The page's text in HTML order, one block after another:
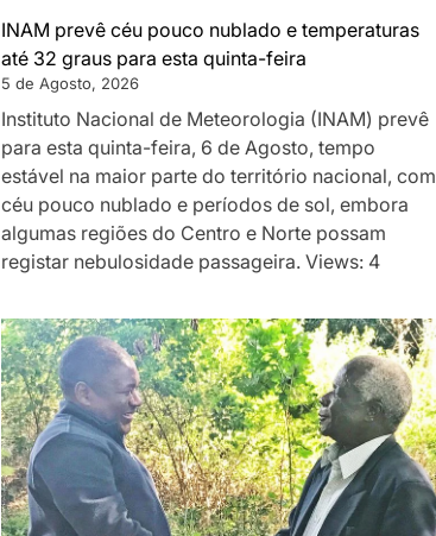
INAM prevê céu pouco nublado e temperaturas
até 32 graus para esta quinta-feira
5 de Agosto, 2026
Instituto Nacional de Meteorologia (INAM) prevê
para esta quinta-feira, 6 de Agosto, tempo
estável na maior parte do território nacional, com
céu pouco nublado e períodos de sol, embora
algumas regiões do Centro e Norte possam
registar nebulosidade passageira. Views: 4